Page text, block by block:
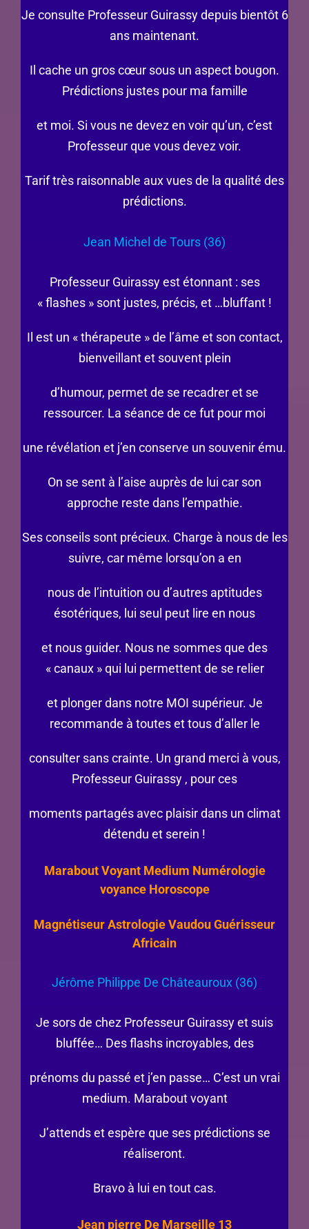
Je consulte Professeur Guirassy depuis bientôt 6
ans maintenant.
Il cache un gros cœur sous un aspect bougon.
Prédictions justes pour ma famille
et moi. Si vous ne devez en voir qu’un, c’est
Professeur que vous devez voir.
Tarif très raisonnable aux vues de la qualité des
prédictions.
Jean Michel de Tours (36)
Professeur Guirassy est étonnant : ses
« flashes » sont justes, précis, et …bluffant !
Il est un « thérapeute » de l’âme et son contact,
bienveillant et souvent plein
d’humour, permet de se recadrer et se
ressourcer. La séance de ce fut pour moi
une révélation et j’en conserve un souvenir ému.
On se sent à l’aise auprès de lui car son
approche reste dans l’empathie.
Ses conseils sont précieux. Charge à nous de les
suivre, car même lorsqu’on a en
nous de l’intuition ou d’autres aptitudes
ésotériques, lui seul peut lire en nous
et nous guider. Nous ne sommes que des
« canaux » qui lui permettent de se relier
et plonger dans notre MOI supérieur. Je
recommande à toutes et tous d’aller le
consulter sans crainte. Un grand merci à vous,
Professeur Guirassy , pour ces
moments partagés avec plaisir dans un climat
détendu et serein !
Marabout Voyant Medium Numérologie
voyance Horoscope
Magnétiseur Astrologie Vaudou Guérisseur
Africain
Jérôme Philippe De Châteauroux (36)
Je sors de chez Professeur Guirassy et suis
bluffée… Des flashs incroyables, des
prénoms du passé et j’en passe… C’est un vrai
medium. Marabout voyant
J’attends et espère que ses prédictions se
réaliseront.
Bravo à lui en tout cas.
Jean pierre De Marseille 13